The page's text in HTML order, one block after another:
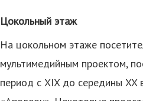
Цокольный этаж
На цокольном этаже
мультимедийным проектом,
период с XIX до середины XX